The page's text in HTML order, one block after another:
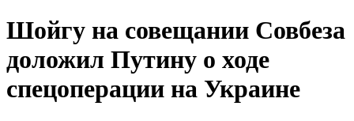
Шойгу на совещании Совбеза
доложил Путину о ходе
спецоперации на Украине